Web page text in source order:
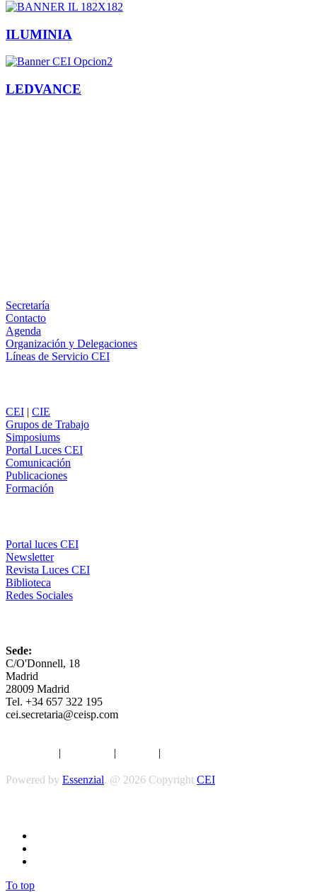
ILUMINIA
LEDVANCE
Secretaría
Contacto
Agenda
Organización y Delegaciones
Líneas de Servicio CEI
CEI | CIE
Grupos de Trabajo
Simposiums
Portal Luces CEI
Comunicación
Publicaciones
Formación
Portal luces CEI
Newsletter
Revista Luces CEI
Biblioteca
Redes Sociales
Sede:
C/O'Donnell, 18
Madrid
28009 Madrid
Tel. +34 657 322 195
cei.secretaria@ceisp.com
| | |
Powered by Essenzial. @ 2026 Copyright CEI
To top